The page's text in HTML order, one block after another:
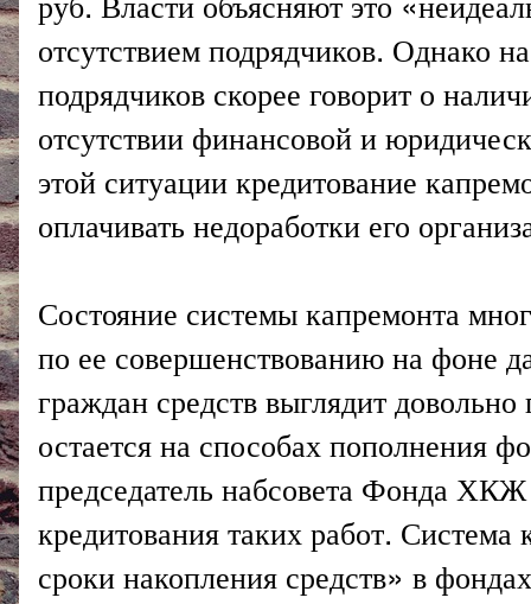
отсутствием подрядчиков. Однако
подрядчиков скорее говорит о
отсутствии финансовой и
этой ситуации кредитование
оплачивать недоработки его
Состояние системы капремонта
по ее совершенствованию на фоне
граждан средств выглядит
остается на способах пополнения
председатель набсовета Фонда
кредитования таких работ. Система
сроки накопления средств» в